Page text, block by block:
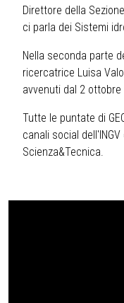
Direttore della
ci parla dei Sistemi
Nella seconda parte
ricercatrice Luisa
avvenuti dal 2 ottobre
Tutte le puntate di
canali social
Scienza&Tecnica.